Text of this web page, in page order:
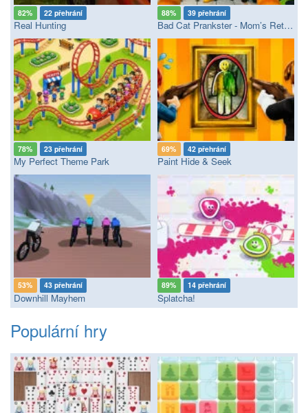
82% 22 přehrání
Real Hunting
88% 39 přehrání
Bad Cat Prankster - Mom’s Return
78% 23 přehrání
My Perfect Theme Park
69% 42 přehrání
Paint Hide & Seek
53% 43 přehrání
Downhill Mayhem
89% 14 přehrání
Splatcha!
Populární hry